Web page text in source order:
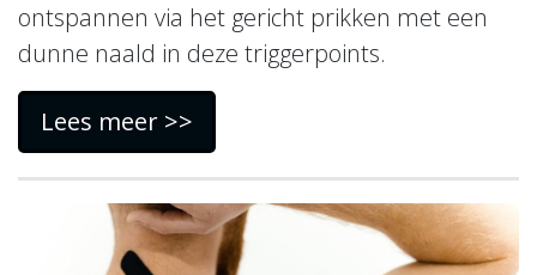
ontspannen via het gericht prikken met een
dunne naald in deze triggerpoints.
Lees meer >>